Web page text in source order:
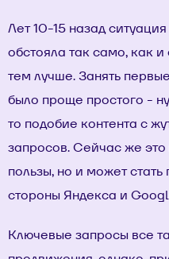
Лет 10-15 назад
обстояла так само, как
тем лучше. Занять
было проще простого -
то подобие контента с
запросов. Сейчас же это
пользы, но и может
стороны Яндекса и
Ключевые запросы все